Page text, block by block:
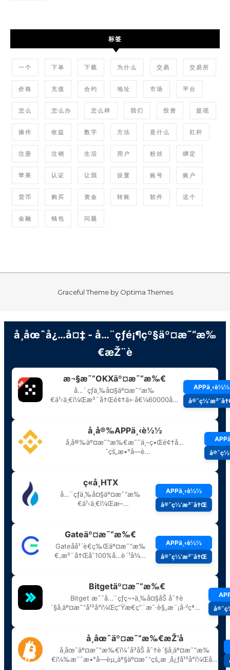
标签
一个 下单 下载 为什么 交易 交易所
价格 充值 合约 地址 市场 平台
怎么 怎么办 怎么样 我们 投资 提现
操作 收益 数字 方法 是什么 杠杆
注册 注销 生活 用户 粉丝 绑定
苹果 认证 让我 设置 账号 账户
货币 购买 资金 转账 软件 这个
金融 钱包 问题
Graceful Theme by Optima Themes